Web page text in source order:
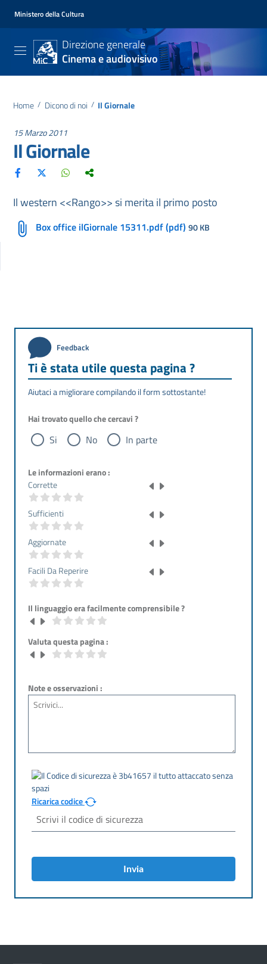
Ministero della Cultura
Direzione generale
Cinema e audiovisivo
Home / Dicono di noi / Il Giornale
15 Marzo 2011
Il Giornale
Il western <<Rango>> si merita il primo posto
Box office ilGiornale 15311.pdf (pdf) 90 KB
Feedback
Ti è stata utile questa pagina ?
Aiutaci a migliorare compilando il form sottostante!
Hai trovato quello che cercavi ?
Si No In parte
Le informazioni erano :
Corrette
Sufficienti
Aggiornate
Facili Da Reperire
Il linguaggio era facilmente comprensibile ?
Valuta questa pagina :
Note e osservazioni :
Ricarica codice
Invia